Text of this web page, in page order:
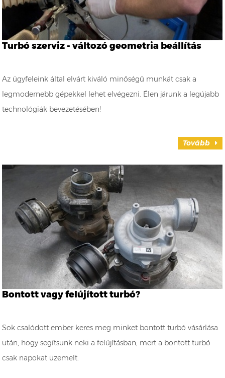
Turbó szerviz - változó geometria beállítás
Az ügyfeleink által elvárt kiváló minőségű munkát csak a
legmodernebb gépekkel lehet elvégezni. Élen járunk a legújabb
technológiák bevezetésében!
Tovább
Bontott vagy felújított turbó?
Sok csalódott ember keres meg minket bontott turbó vásárlása
után, hogy segítsünk neki a felújításban, mert a bontott turbó
csak napokat üzemelt.